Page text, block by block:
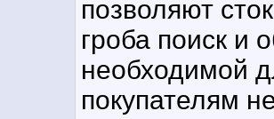
позволяют
гроба поиск и
необходимой
покупателям